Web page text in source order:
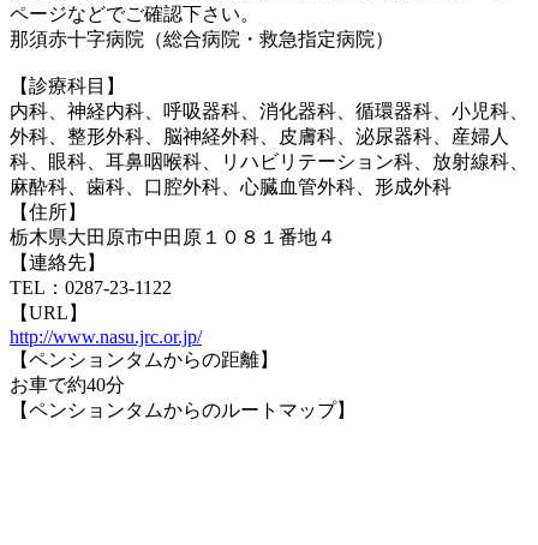
ページなどでご確認下さい。
那須赤十字病院（総合病院・救急指定病院）
【診療科目】
内科、神経内科、呼吸器科、消化器科、循環器科、小児科、
外科、整形外科、脳神経外科、皮膚科、泌尿器科、産婦人
科、眼科、耳鼻咽喉科、リハビリテーション科、放射線科、
麻酔科、歯科、口腔外科、心臓血管外科、形成外科
【住所】
栃木県大田原市中田原１０８１番地４
【連絡先】
TEL：0287-23-1122
【URL】
http://www.nasu.jrc.or.jp/
【ペンションタムからの距離】
お車で約40分
【ペンションタムからのルートマップ】